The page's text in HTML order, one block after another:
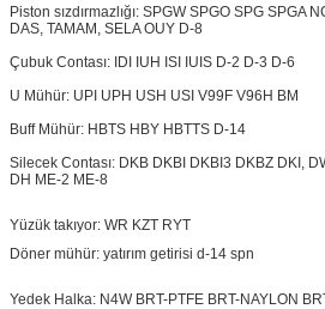
Piston sızdırmazlığı: SPGW SPGO SPG SPGA
DAS, TAMAM, SELA OUY D-8
Çubuk Contası: IDI IUH ISI IUIS D-2 D-3 D-6
U Mühür: UPI UPH USH USI V99F V96H BM
Buff Mühür: HBTS HBY HBTTS D-14
Silecek Contası: DKB DKBI DKBI3 DKBZ DKI,
DH ME-2 ME-8
Yüzük takıyor: WR KZT RYT
Döner mühür: yatırım getirisi d-14 spn
Yedek Halka: N4W BRT-PTFE BRT-NAYLON